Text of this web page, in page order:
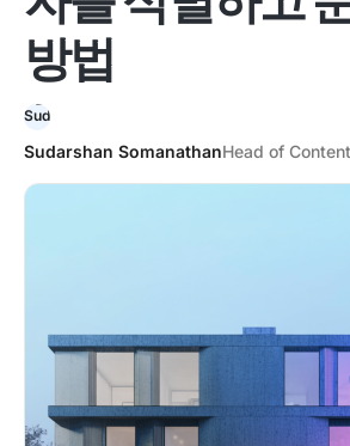
방법
Sudarshan SomanathanHead of Content